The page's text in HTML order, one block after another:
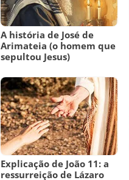
A história de José de
Arimateia (o homem que
sepultou Jesus)
Explicação de João 11: a
ressurreição de Lázaro